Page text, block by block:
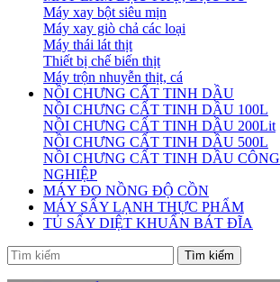
Máy xay bột siêu mịn
Máy xay giò chả các loại
Máy thái lát thịt
Thiết bị chế biến thịt
Máy trộn nhuyễn thịt, cá
NỒI CHƯNG CẤT TINH DẦU
NỒI CHƯNG CẤT TINH DẦU 100L
NỒI CHƯNG CẤT TINH DẦU 200Lit
NỒI CHƯNG CẤT TINH DẦU 500L
NỒI CHƯNG CẤT TINH DẦU CÔNG
NGHIỆP
MÁY ĐO NỒNG ĐỘ CỒN
MÁY SẤY LẠNH THỰC PHẨM
TỦ SẤY DIỆT KHUẨN BÁT ĐĨA
Tìm kiếm